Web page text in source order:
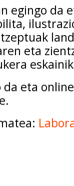
egingo da
eta
eta